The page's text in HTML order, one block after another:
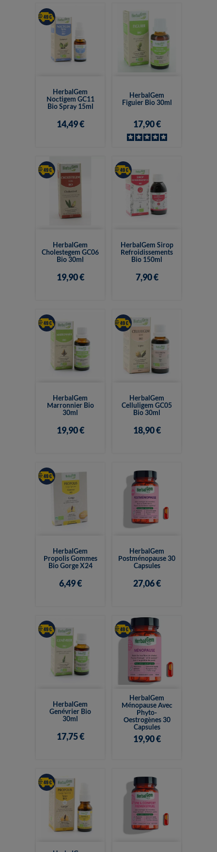
HerbalGem
Noctigem GC11
Bio Spray 15ml
14,49 €
HerbalGem
Figuier Bio 30ml
17,90 €
HerbalGem
Cholestegem GC06
Bio 30ml
19,90 €
HerbalGem Sirop
Refroidissements
Bio 150ml
7,90 €
HerbalGem
Marronnier Bio
30ml
19,90 €
HerbalGem
Celluligem GC05
Bio 30ml
18,90 €
HerbalGem
Propolis Gommes
Bio Gorge X24
6,49 €
HerbalGem
Postménopause 30
Capsules
27,06 €
HerbalGem
Genévrier Bio
30ml
17,75 €
HerbalGem
Ménopause Avec
Phyto-
Oestrogènes 30
Capsules
19,90 €